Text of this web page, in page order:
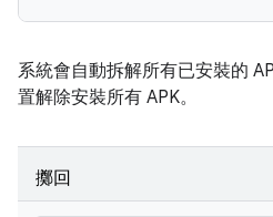
系統會自動拆解所有已安裝的
置解除安裝所有 APK。
擲回